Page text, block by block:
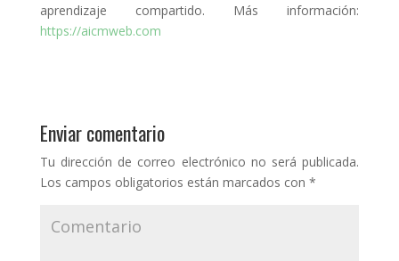
aprendizaje compartido. Más información:
https://aicmweb.com
Enviar comentario
Tu dirección de correo electrónico no será publicada.
Los campos obligatorios están marcados con *